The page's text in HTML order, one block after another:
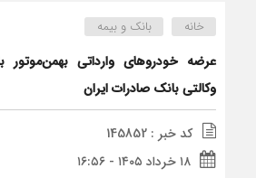
خانه بانک و بیمه
عرضه خودروهای وارداتی بهمن‌موتور
وکالتی بانک صادرات ایران
کد خبر : 145852
۱۸ خرداد ۱۴۰۵ - ۱۶:۵۶